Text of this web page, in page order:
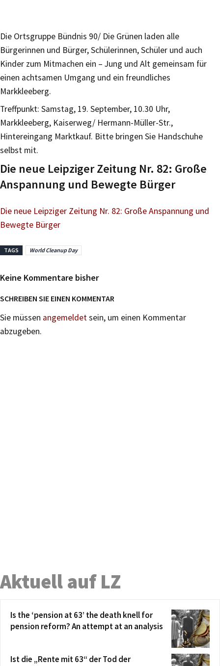
Die Ortsgruppe Bündnis 90/ Die Grünen laden alle
Bürgerinnen und Bürger, Schülerinnen, Schüler und auch
Kinder zum Mitmachen ein – Jung und Alt gemeinsam für
einen achtsamen Umgang und ein freundliches
Markkleeberg.
Treffpunkt: Samstag, 19. September, 10.30 Uhr,
Markkleeberg, Kaiserweg/ Hermann-Müller-Str.,
Hintereingang Marktkauf. Bitte bringen Sie Handschuhe
selbst mit.
Die neue Leipziger Zeitung Nr. 82: Große
Anspannung und Bewegte Bürger
Die neue Leipziger Zeitung Nr. 82: Große Anspannung und
Bewegte Bürger
TAGS World Cleanup Day
Keine Kommentare bisher
SCHREIBEN SIE EINEN KOMMENTAR
Sie müssen angemeldetsein, um einen Kommentar
abzugeben.
Aktuell auf LZ
Is the ‘pension at 63’ the death knell for
pension reform? An attempt at an analysis
Ist die „Rente mit 63“ der Tod der